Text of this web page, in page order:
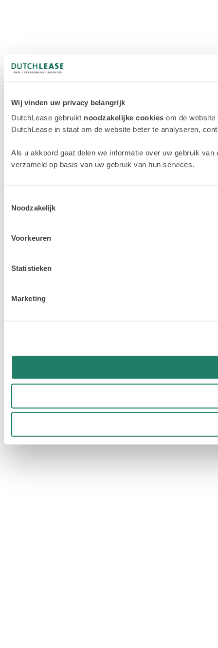
Wij vinden uw privacy belangrijk
DutchLease gebruikt noodzakelijke cookies om de
DutchLease in staat om de website beter te analyseren,
Als u akkoord gaat delen we informatie over uw gebruik
verzameld op basis van uw gebruik van hun services.
Noodzakelijk
Voorkeuren
Statistieken
Marketing